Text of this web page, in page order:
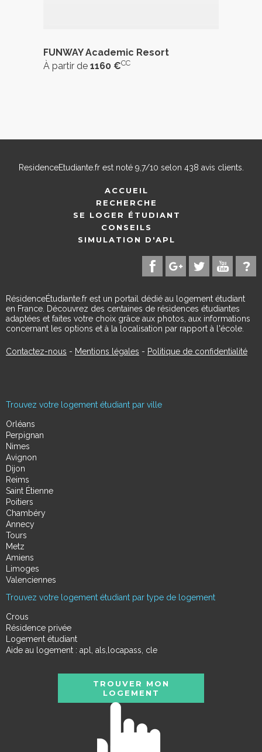
FUNWAY Academic Resort
À partir de 1160 €CC
ResidenceEtudiante.frest noté 9,7/10 selon 438 avis clients.
ACCUEIL
RECHERCHE
SE LOGER ÉTUDIANT
CONSEILS
SIMULATION D'APL
RésidenceÉtudiante.fr est un portail dédié au logement étudiant
en France. Découvrez des centaines de résidences étudiantes
adaptées et faites votre choix grâce aux photos, aux informations
concernant les options et à la localisation par rapport à l'école.
Contactez-nous - Mentions légales - Politique de confidentialité
Trouvez votre logement étudiant par ville
Orléans
Perpignan
Nimes
Avignon
Dijon
Reims
Saint Étienne
Poitiers
Chambéry
Annecy
Tours
Metz
Amiens
Limoges
Valenciennes
Trouvez votre logement étudiant par type de logement
Crous
Résidence privée
Logement étudiant
Aide au logement : apl, als,locapass, cle
TROUVER MON
LOGEMENT